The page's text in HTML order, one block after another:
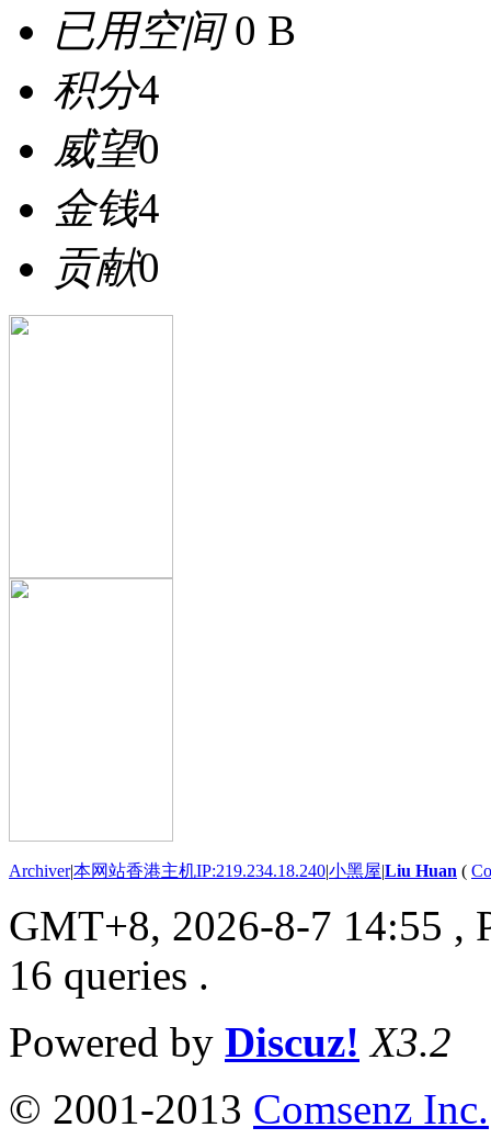
已用空间0 B
积分4
威望0
金钱4
贡献0
Archiver|本网站香港主机IP:219.234.18.240|小黑屋|Liu Huan (
GMT+8, 2026-8-7 14:55 ,
16 queries .
Powered by Discuz! X3.2
© 2001-2013 Comsenz Inc.